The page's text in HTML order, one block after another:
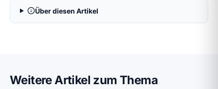
Über diesen Artikel
Weitere Artikel zum Thema